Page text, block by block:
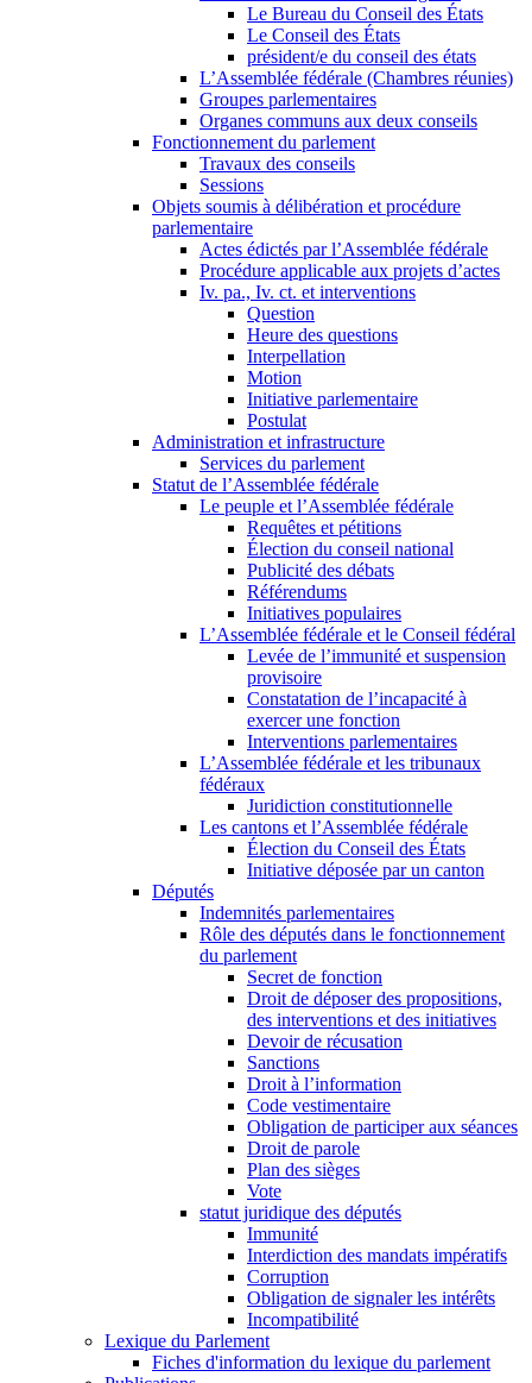
Le Bureau du Conseil des États
Le Conseil des États
président/e du conseil des états
L’Assemblée fédérale (Chambres réunies)
Groupes parlementaires
Organes communs aux deux conseils
Fonctionnement du parlement
Travaux des conseils
Sessions
Objets soumis à délibération et procédure
parlementaire
Actes édictés par l’Assemblée fédérale
Procédure applicable aux projets d’actes
Iv. pa., Iv. ct. et interventions
Question
Heure des questions
Interpellation
Motion
Initiative parlementaire
Postulat
Administration et infrastructure
Services du parlement
Statut de l’Assemblée fédérale
Le peuple et l’Assemblée fédérale
Requêtes et pétitions
Élection du conseil national
Publicité des débats
Référendums
Initiatives populaires
L’Assemblée fédérale et le Conseil fédéral
Levée de l’immunité et suspension
provisoire
Constatation de l’incapacité à
exercer une fonction
Interventions parlementaires
L’Assemblée fédérale et les tribunaux
fédéraux
Juridiction constitutionnelle
Les cantons et l’Assemblée fédérale
Élection du Conseil des États
Initiative déposée par un canton
Députés
Indemnités parlementaires
Rôle des députés dans le fonctionnement
du parlement
Secret de fonction
Droit de déposer des propositions,
des interventions et des initiatives
Devoir de récusation
Sanctions
Droit à l’information
Code vestimentaire
Obligation de participer aux séances
Droit de parole
Plan des sièges
Vote
statut juridique des députés
Immunité
Interdiction des mandats impératifs
Corruption
Obligation de signaler les intérêts
Incompatibilité
Lexique du Parlement
Fiches d'information du lexique du parlement